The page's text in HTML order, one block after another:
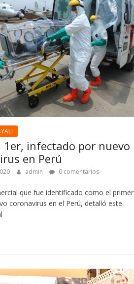
1er, infectado por nuevo
en Perú
admin 0 comentarios
que fue identificado como el primer
coronavirus en el Perú, detalló este